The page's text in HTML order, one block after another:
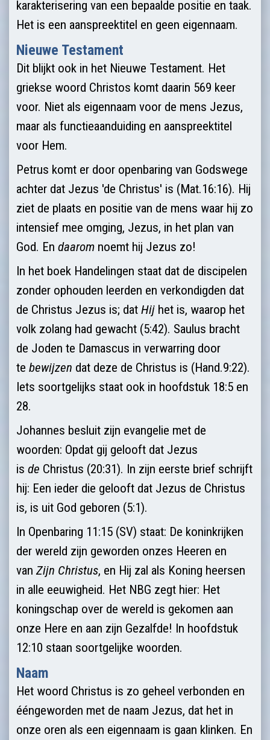
karakterisering van een bepaalde positie en taak.
Het is een aanspreektitel en geen eigennaam.
Nieuwe Testament
Dit blijkt ook in het Nieuwe Testament. Het
griekse woord Christos komt daarin 569 keer
voor. Niet als eigennaam voor de mens Jezus,
maar als functieaanduiding en aanspreektitel
voor Hem.
Petrus komt er door openbaring van Godswege
achter dat Jezus 'de Christus' is (Mat.16:16). Hij
ziet de plaats en positie van de mens waar hij zo
intensief mee omging, Jezus, in het plan van
God. En daarom noemt hij Jezus zo!
In het boek Handelingen staat dat de discipelen
zonder ophouden leerden en verkondigden dat
de Christus Jezus is; dat Hij het is, waarop het
volk zolang had gewacht (5:42). Saulus bracht
de Joden te Damascus in verwar­ring door
te bewijzen dat deze de Christus is (Hand.9:22).
Iets soortge­lijks staat ook in hoofdstuk 18:5 en
28.
Johannes besluit zijn evangelie met de
woorden: Opdat gij gelooft dat Jezus
is de Christus (20:31). In zijn eerste brief schrijft
hij: Een ieder die gelooft dat Jezus de Christus
is, is uit God geboren (5:1).
In Openbaring 11:15 (SV) staat: De koninkrijken
der wereld zijn geworden onzes Heeren en
van Zijn Christus, en Hij zal als Koning heersen
in alle eeuwigheid. Het NBG zegt hier: Het
koningschap over de wereld is gekomen aan
onze Here en aan zijn Gezalfde! In hoofdstuk
12:10 staan soortge­lijke woorden.
Naam
Het woord Christus is zo geheel verbonden en
ééngeworden met de naam Jezus, dat het in
onze oren als een eigennaam is gaan klinken. En